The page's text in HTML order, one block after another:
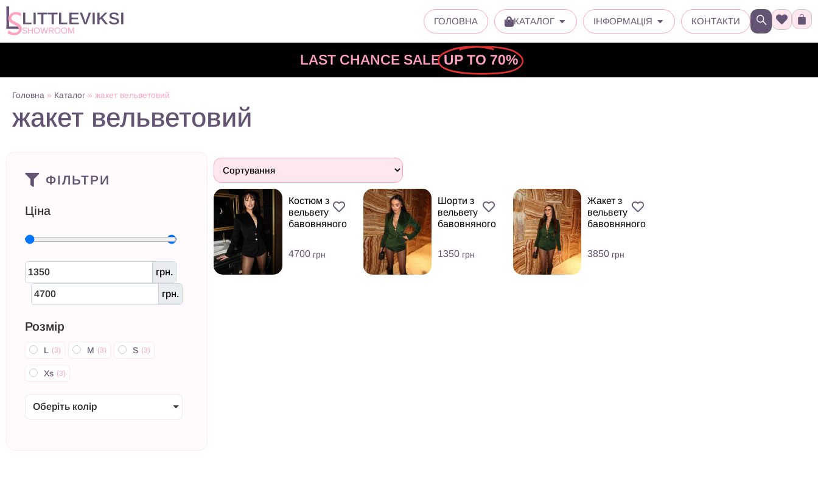
LITTLEVIKSI
SHOWROOM
ГОЛОВНА КАТАЛОГ ІНФОРМАЦІЯ КОНТАКТИ
LAST CHANCE SALEUP TO 70%
Головна » Каталог » жакет вельветовий
жакет вельветовий
ФІЛЬТРИ
Ціна
грн.
грн.
Розмір
L (3) M (3) S (3)
Xs (3)
Оберіть колір
Костюм з
вельвету
бавовняного
4700 грн
Шорти з
вельвету
бавовняного
1350 грн
Жакет з
вельвету
бавовняного
3850 грн